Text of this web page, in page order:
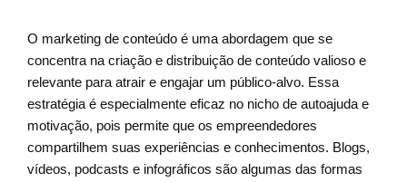
O marketing de conteúdo é uma abordagem que se
concentra na criação e distribuição de conteúdo valioso e
relevante para atrair e engajar um público-alvo. Essa
estratégia é especialmente eficaz no nicho de autoajuda e
motivação, pois permite que os empreendedores
compartilhem suas experiências e conhecimentos. Blogs,
vídeos, podcasts e infográficos são algumas das formas